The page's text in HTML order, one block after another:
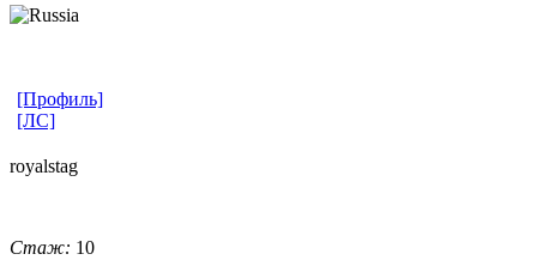
[Профиль]
[ЛС]
royalstag
Стаж: 10